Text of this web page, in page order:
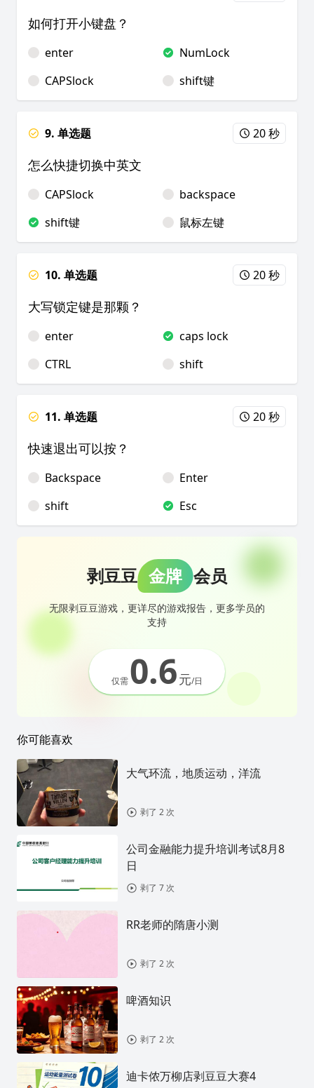
如何打开小键盘？
enter
NumLock
CAPSlock
shift键
9. 单选题 20 秒
怎么快捷切换中英文
CAPSlock
backspace
shift键
鼠标左键
10. 单选题 20 秒
大写锁定键是那颗？
enter
caps lock
CTRL
shift
11. 单选题 20 秒
快速退出可以按？
Backspace
Enter
shift
Esc
剥豆豆 金牌 会员
无限剥豆豆游戏，更详尽的游戏报告，更多学员的
支持
仅需0.6元/日
你可能喜欢
大气环流，地质运动，洋流
剥了 2 次
公司金融能力提升培训考试8月8
日
剥了 7 次
RR老师的隋唐小测
剥了 2 次
啤酒知识
剥了 2 次
迪卡侬万柳店剥豆豆大赛4